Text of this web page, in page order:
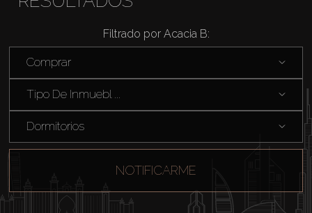
Comprar
Alquilar
Venta
Sobre Plano
Filtrado por Acacia B:
Comprar
Tipo De Inmuebl ...
Dormitorios
NOTIFICARME